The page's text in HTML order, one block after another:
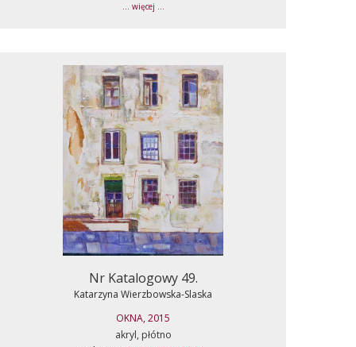
... więcej ...
Nr Katalogowy 49.
Katarzyna Wierzbowska-Slaska
OKNA, 2015
akryl, płótno